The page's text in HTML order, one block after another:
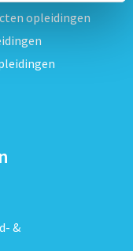
opleidingen
&